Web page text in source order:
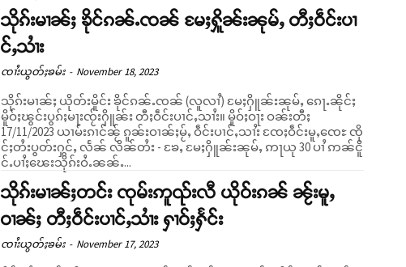
သိုၵ်းမၢၼ်ႈ ၶိုင်ၵၼ်ႉၸၼ် မႄႈႁိူၼ်းၼုမ်ႇ တီႈဝဵင်းပၢ
င်ႇသၢႆး
ၸၢႆးယွတ်ႈၶမ်း - November 18, 2023
သိုၵ်းမၢၼ်ႈ ယိုတ်းမိူင်း ၶိုင်ၵၼ်ႉၸၼ် (လူလၢႆ) မႄႈႁိူၼ်းၼုမ်ႇ ၵေႃႉၼိုင်ႈ
မိူဝ်ႈၽွင်းပွၵ်ႈမႃးၸႂ်းႁိူၼ်း တီႈဝဵင်းပၢင်ႇသၢႆး။ မိူဝ်ႈဝႃး ဝၼ်းတီႈ
17/11/2023 ယၢမ်းၵၢင်ၼႂ် ၵူၼ်းဝၢၼ်ႈမႂ်ႇ ဝဵင်းပၢင်ႇသၢႆး ၸႄႈဝဵင်းမူႇၸေႊ ၸို
င်ႈတႆးပွတ်းႁွင်ႇ လႅၼ် လိၼ်တႆး - ၶႄႇ မႄႈႁိူၼ်းၼုမ်ႇ ဢႃယု 30 ပၢႆ ဢၼ်ငိူ
င်ႉပၢႆႈၽေးသိုၵ်းဝႆႉၼၼ်ႉ...
သိုၵ်းမၢၼ်ႈတင်း ၸုမ်းဢူၺ်းလီ ယိုဝ်းၵၼ် ၼႂ်းမူႇ
ဝၢၼ်ႈ တီႈဝဵင်းပၢင်ႇသၢႆး ႁၢဝ်ႈႁႅင်း
ၸၢႆးယွတ်ႈၶမ်း - November 17, 2023